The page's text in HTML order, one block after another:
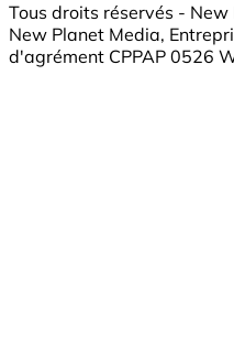
Tous droits réservés -
New Planet Media,
d'agrément CPPAP 0526